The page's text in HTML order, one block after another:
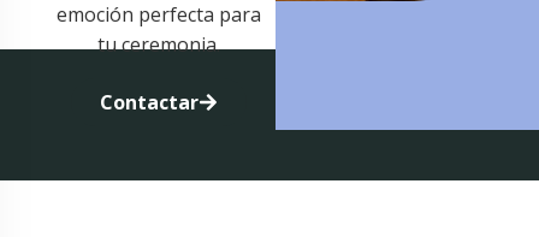
emoción perfecta para
tu ceremonia.
Contactar